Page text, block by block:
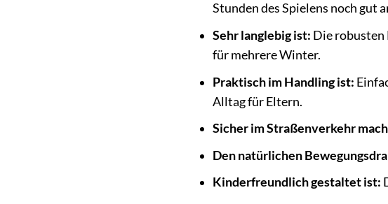
Stunden des Spielens noch gut
Sehr langlebig ist: Die robusten
für mehrere Winter.
Praktisch im Handling ist:
Alltag für Eltern.
Sicher im Straßenverkehr
Den natürlichen
Kinderfreundlich gestaltet ist: